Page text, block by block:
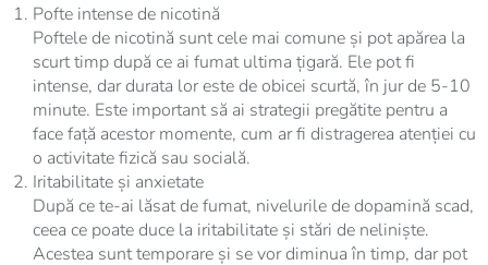
Pofte intense de nicotină
Poftele de nicotină sunt cele mai comune și pot apărea la
scurt timp după ce ai fumat ultima țigară. Ele pot fi
intense, dar durata lor este de obicei scurtă, în jur de 5-10
minute. Este important să ai strategii pregătite pentru a
face față acestor momente, cum ar fi distragerea atenției cu
o activitate fizică sau socială.
Iritabilitate și anxietate
După ce te-ai lăsat de fumat, nivelurile de dopamină scad,
ceea ce poate duce la iritabilitate și stări de neliniște.
Acestea sunt temporare și se vor diminua în timp, dar pot